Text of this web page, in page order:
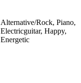
Alternative/Rock, Piano,
Electricguitar, Happy,
Energetic